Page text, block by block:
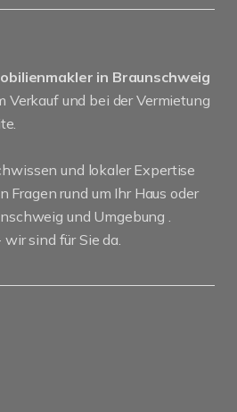
in Braunschweig
und bei der Vermietung
und lokaler Expertise
Fragen rund um Ihr Haus oder
und Umgebung .
sind für Sie da.